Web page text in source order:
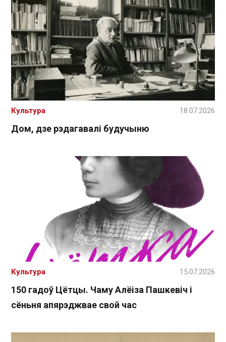
Дом, дзе рэдагавалі будучыню
Культура 18.07.2026
150 гадоў Цётцы. Чаму Алёіза Пашкевіч і
сёньня апярэджвае свой час
Культура 15.07.2026